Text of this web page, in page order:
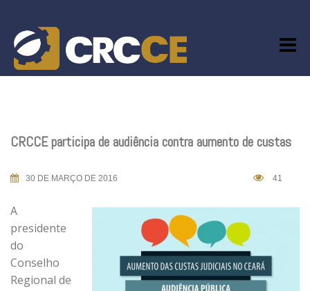
content
CRCCE participa de audiência contra aumento de custas
30 DE MARÇO DE 2016 41
A
presidente
do
Conselho
Regional de